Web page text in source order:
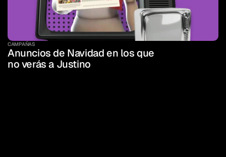
CAMPAÑAS
Anuncios de Navidad en los que
no verás a Justino